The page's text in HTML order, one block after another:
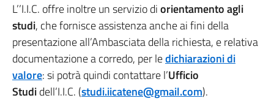
L’’I.I.C. offre inoltre un servizio diorientamento agli
studi, che fornisce assistenza anche ai fini della
presentazione all’Ambasciata della richiesta, e relativa
documentazione a corredo, per ledichiarazioni di
valore: si potrà quindi contattare l’Ufficio
Studidell’I.I.C. (studi.iicatene@gmail.com).